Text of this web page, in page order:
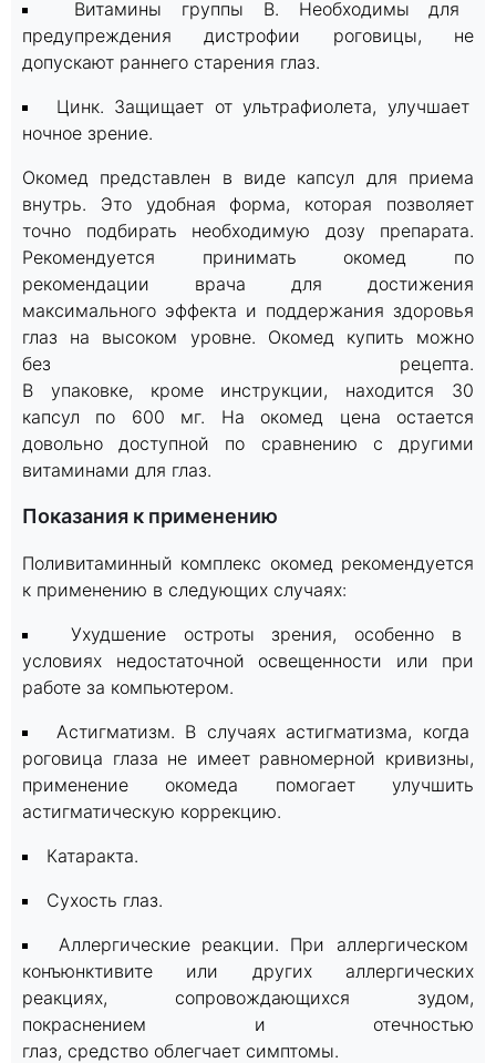
Витамины группы В. Необходимы для
предупреждения дистрофии роговицы, не
допускают раннего старения глаз.
Цинк. Защищает от ультрафиолета, улучшает
ночное зрение.
Окомед представлен в виде капсул для приема
внутрь. Это удобная форма, которая позволяет
точно подбирать необходимую дозу препарата.
Рекомендуется принимать окомед по
рекомендации врача для достижения
максимального эффекта и поддержания здоровья
глаз на высоком уровне. Окомед купить можно
без рецепта.
В упаковке, кроме инструкции, находится 30
капсул по 600 мг. На окомед цена остается
довольно доступной по сравнению с другими
витаминами для глаз.
Показания к применению
Поливитаминный комплекс окомед рекомендуется
к применению в следующих случаях:
Ухудшение остроты зрения, особенно в
условиях недостаточной освещенности или при
работе за компьютером.
Астигматизм. В случаях астигматизма, когда
роговица глаза не имеет равномерной кривизны,
применение окомеда помогает улучшить
астигматическую коррекцию.
Катаракта.
Сухость глаз.
Аллергические реакции. При аллергическом
конъюнктивите или других аллергических
реакциях, сопровождающихся зудом,
покраснением и отечностью
глаз, средство облегчает симптомы.